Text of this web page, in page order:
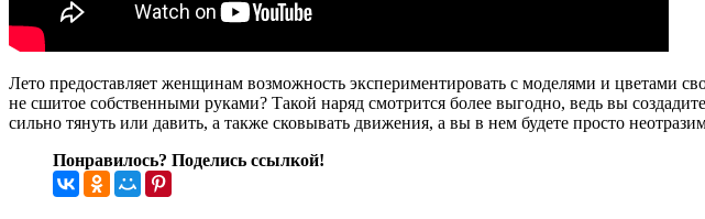
Лето предоставляет женщинам возможность экспериментировать с моделями и цветами
не сшитое собственными руками? Такой наряд смотрится более выгодно, ведь вы
сильно тянуть или давить, а также сковывать движения, а вы в нем будете просто
Понравилось? Поделись ссылкой!